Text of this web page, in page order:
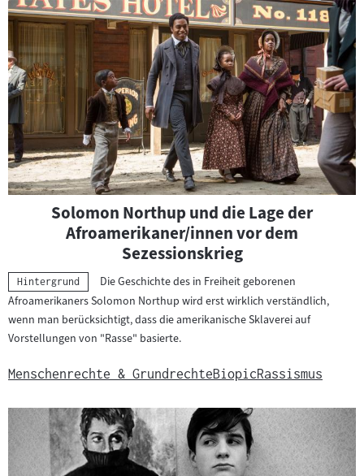
Solomon Northup und die Lage der
Afroamerikaner/innen vor dem
Sezessionskrieg
Kategorie:
Hintergrund
Die Geschichte des in Freiheit geborenen
Afroamerikaners Solomon Northup wird erst wirklich verständlich,
wenn man berücksichtigt, dass die amerikanische Sklaverei auf
Vorstellungen von "Rasse" basierte.
Menschenrechte & GrundrechteBiopicRassismus